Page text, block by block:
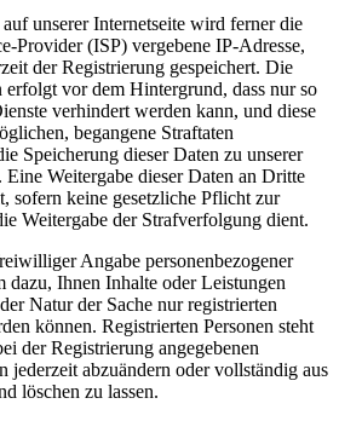
unserer Internetseite wird ferner die
Provider (ISP) vergebene IP-Adresse,
der Registrierung gespeichert. Die
erfolgt vor dem Hintergrund, dass nur so
verhindert werden kann, und diese
begangene Straftaten
Speicherung dieser Daten zu unserer
Weitergabe dieser Daten an Dritte
sofern keine gesetzliche Pflicht zur
Weitergabe der Strafverfolgung dient.
Angabe personenbezogener
dazu, Ihnen Inhalte oder Leistungen
Natur der Sache nur registrierten
können. Registrierten Personen steht
der Registrierung angegebenen
jederzeit abzuändern oder vollständig aus
löschen zu lassen.